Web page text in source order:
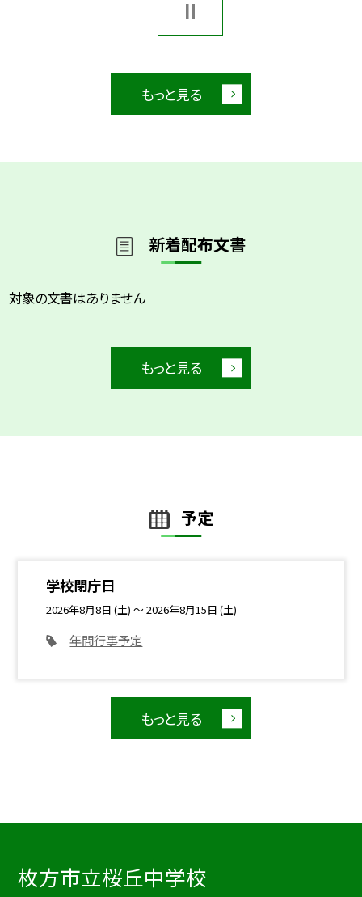
もっと見る
新着配布文書
対象の文書はありません
もっと見る
予定
学校閉庁日
2026年8月8日 (土) ～ 2026年8月15日 (土)
年間行事予定
もっと見る
枚方市立桜丘中学校